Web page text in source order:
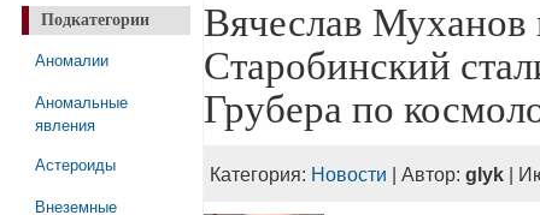
Подкатегории
Аномалии
Аномальные
явления
Астероиды
Внеземные
Вячеслав Муханов
Старобинский
Грубера по
Категория: Новости | Автор:glyk |